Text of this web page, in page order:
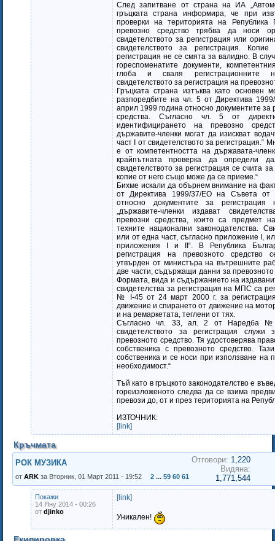
След запитване от страна на ИА
гръцката страна информира, че при
проверки на територията на Република
превозно средство трябва да носи
свидетелството за регистрация или
свидетелството за регистрация.
регистрация не се смята за валидно. В
гореспоменатите документи,
глоба и сваля регистрационните
свидетелството за регистрация на
Гръцката страна изтъква като основен
разпоредбите на чл. 5 от Директива
април 1999 година относно документите за
средства. Съгласно чл. 5 от
идентифицирането на превозно
държавите-членки могат да изискват
част I от свидетелството за регистрация.“
е от компетентността на държавата-
крайпътната проверка да определи
свидетелството за регистрация се счита
копие от него също може да се приеме.“
Бихме искали да обърнем внимание на
от Директива 1999/37/ЕО на Съвета от
относно документите за регистрация
„държавите-членки издават
превозни средства, които са предмет
техните национални законодателства.
или от една част, съгласно приложение I,
приложения I и II“. В Република
регистрация на превозното средство
утвърден от министъра на вътрешните
две части, съдържащи данни за превозното
Формата, вида и съдържанието на
свидетелства за регистрация на МПС са
№ I-45 от 24 март 2000 г. за
движение и спирането от движение на
и на ремаркетата, теглени от тях.
Съгласно чл. 33, ал. 2 от Наредба №
свидетелството за регистрация
превозното средство. Тя удостоверява
собственика с превозното средство.
собственика и се носи при използване на
необходимост.“
Тъй като в гръцкото законодателство е
гореизложеното следва да се взима
превози до, от и през територията на
ИЗТОЧНИК:
[link]
Кръчмата
РОК МУЗИКА Отговори: 1,220
Видяна:
1,771,544
от ARKза Вторник, 01 Март 2011 - 19:52 2... 59 60 61
Покажи
14 Яну 2014 - 00:26
от djinko
[link]
Уникален!